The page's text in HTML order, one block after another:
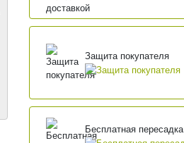
Защита покупателя
Бесплатная пересадка